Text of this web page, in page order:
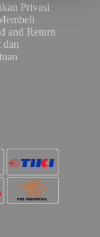
Privasi
and Return
dan